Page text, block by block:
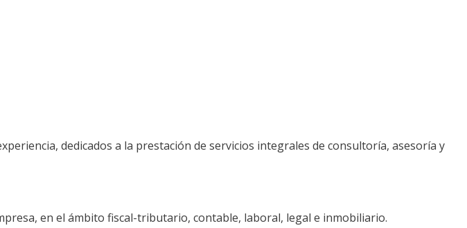
dedicados a la prestación de servicios integrales de consultoría, asesoría y
en el ámbito fiscal-tributario, contable, laboral, legal e inmobiliario.